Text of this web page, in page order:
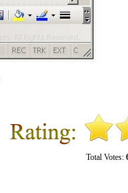
Total Votes: